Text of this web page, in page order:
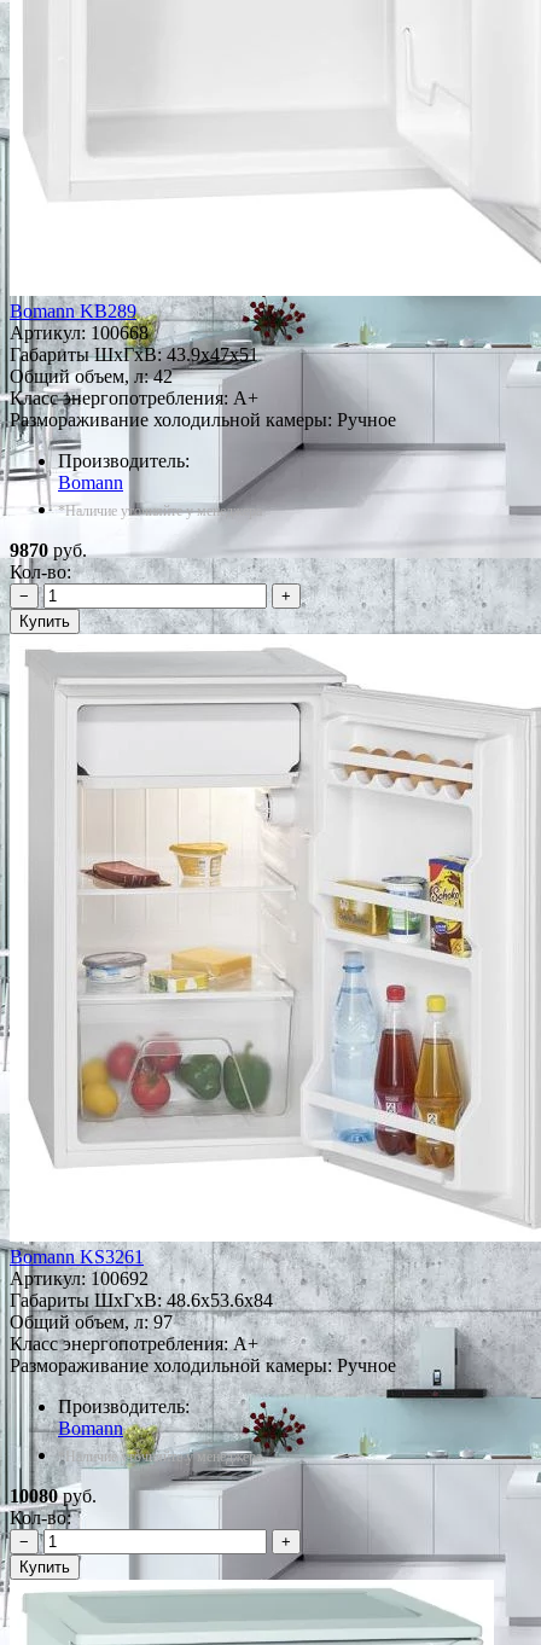
Bomann KB289
Артикул: 100668
Габариты ШxГxВ: 43.9x47x51
Общий объем, л: 42
Класс энергопотребления: A+
Размораживание холодильной камеры: Ручное
Производитель:
Bomann
*Наличие уточняйте у менеджера
9870 руб.
Кол-во:
−
+
Купить
Bomann KS3261
Артикул:100692
Габариты ШxГxВ: 48.6x53.6x84
Общий объем, л: 97
Класс энергопотребления: A+
Размораживание холодильной камеры: Ручное
Производитель:
Bomann
*Наличие уточняйте у менеджера
10080руб.
Кол-во:
−
+
Купить